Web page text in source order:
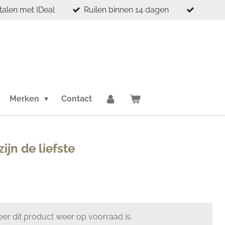
met IDeal Ruilen binnen 14 dagen
Merken Contact
de liefste
dit product weer op voorraad is.